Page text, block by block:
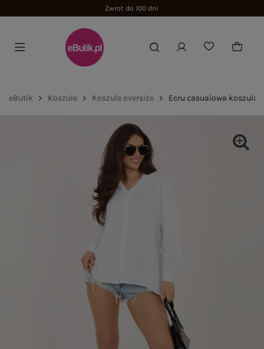
Zwrot do 100 dni
eButik Koszule Koszule oversize Ecru casualowa koszula